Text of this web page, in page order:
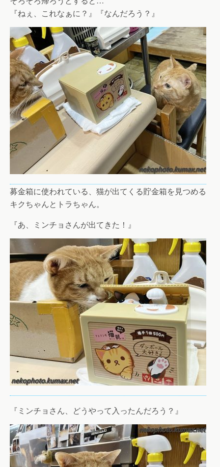
『ねぇ、これなぁに？』『なんだろう？』
募金箱に使われている、猫が出てくる貯金箱を見つめる
キクちゃんとトラちゃん。
『あ、ミンチョさんが出てきた！』
『ミンチョさん、どうやって入ったんだろう？』